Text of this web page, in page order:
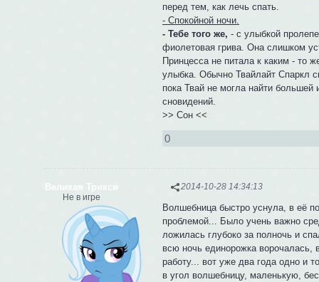
перед тем, как лечь спать.
- Спокойной ночи.
- Тебе того же, - с улыбкой
фиолетовая грива. Она слишком
Принцесса не питала к каким - то
улыбка. Обычно Твайлайт Спаркл
пока Твай не могла найти большей
сновидений.
>> Сон <<
0
2014-10-28 14:34:13
Великая Трикси
Не в игре
Волшебница быстро уснула, в её
проблемой... Было учень важно
ложилась глубоко за полночь и
всю ночь единорожка ворочалась,
работу... вот уже два года одно и
в угол волшебницу, маленькую,